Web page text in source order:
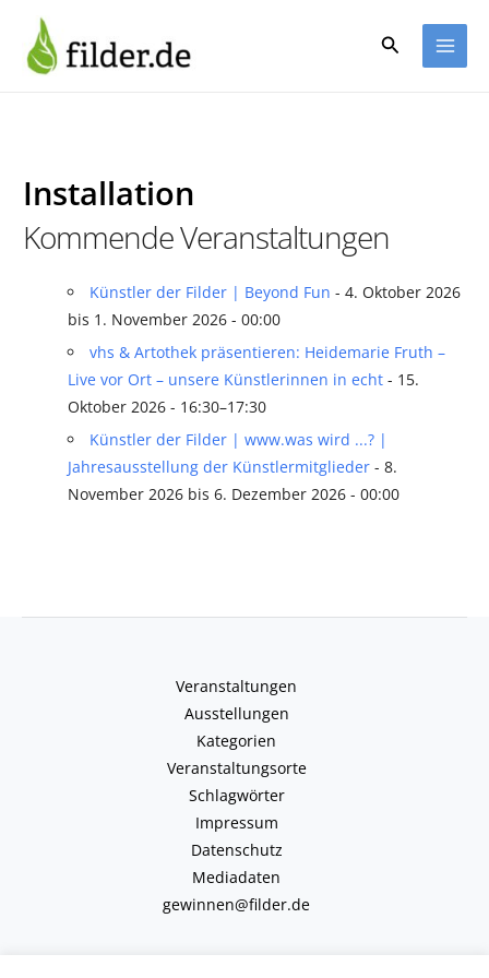
Inhalt
springen
Suchen
Installation
Kommende Veranstaltungen
Künstler der Filder | Beyond Fun - 4. Oktober 2026
bis 1. November 2026 - 00:00
vhs & Artothek präsentieren: Heidemarie Fruth –
Live vor Ort – unsere Künstlerinnen in echt - 15.
Oktober 2026 - 16:30–17:30
Künstler der Filder | www.was wird ...? |
Jahresausstellung der Künstlermitglieder - 8.
November 2026 bis 6. Dezember 2026 - 00:00
Veranstaltungen
Ausstellungen
Kategorien
Veranstaltungsorte
Schlagwörter
Impressum
Datenschutz
Mediadaten
gewinnen@filder.de